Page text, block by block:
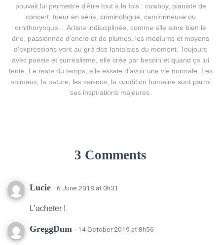
pouvait lui permettre d’être tout à la fois : cowboy, pianiste de
concert, tueur en série, criminologue, camionneuse ou
ornithorynque… Artiste indisciplinée, comme elle aime bien le
dire, passionnée d’encre et de plumes, les médiums et moyens
d’expressions vont au gré des fantaisies du moment. Toujours
avec poésie et surréalisme, elle crée par besoin et quand ça lui
tente. Le reste du temps, elle essaie d’avoir une vie normale. Les
animaux, la nature, les saisons, la condition humaine sont parmi
ses inspirations majeures.
3 Comments
Lucie · 6 June 2018 at 0h31
L’acheter !
GreggDum · 14 October 2019 at 8h56